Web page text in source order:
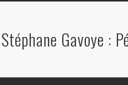
Stéphane Gavoye :
Vimeo